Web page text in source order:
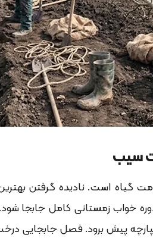
سیب
گیاه است. نادیده گرفتن
خواب زمستانی کامل جابجا
پیش برود. فصل جابجایی